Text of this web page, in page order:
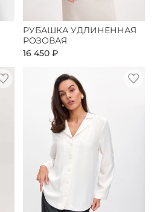
РУБАШКА УДЛИНЕННАЯ
РОЗОВАЯ
16 450 ₽